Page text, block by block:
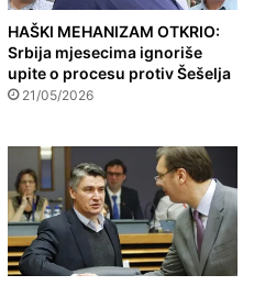
HAŠKI MEHANIZAM OTKRIO:
Srbija mjesecima ignoriše
upite o procesu protiv Šešelja
21/05/2026